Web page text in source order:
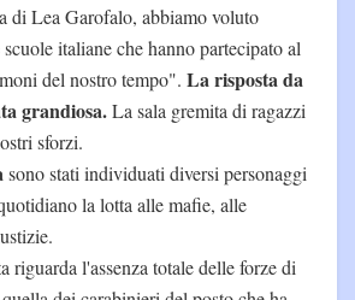
di Lea Garofalo, abbiamo voluto
italiane che hanno partecipato al
del nostro tempo". La risposta da
grandiosa.La sala gremita di ragazzi
sforzi.
sono stati individuati diversi personaggi
la lotta alle mafie, alle
riguarda l'assenza totale delle forze di